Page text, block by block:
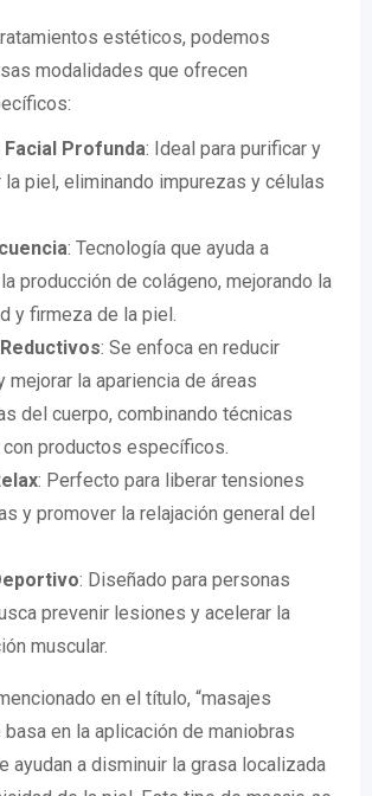
estéticos, podemos
modalidades que ofrecen
Facial Profunda: Ideal para purificar y
piel, eliminando impurezas y células
: Tecnología que ayuda a
producción de colágeno, mejorando la
y firmeza de la piel.
: Se enfoca en reducir
mejorar la apariencia de áreas
del cuerpo, combinando técnicas
con productos específicos.
: Perfecto para liberar tensiones
y promover la relajación general del
: Diseñado para personas
prevenir lesiones y acelerar la
muscular.
en el título, “masajes
en la aplicación de maniobras
ayudan a disminuir la grasa localizada